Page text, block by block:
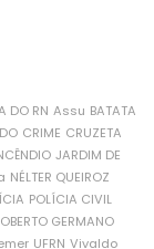
DO RN Assu BATATA
CRIME CRUZETA
JARDIM DE
NÉLTER QUEIROZ
POLÍCIA CIVIL
GERMANO
UFRN Vivaldo